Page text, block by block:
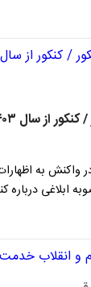
به
ابلاغی درباره